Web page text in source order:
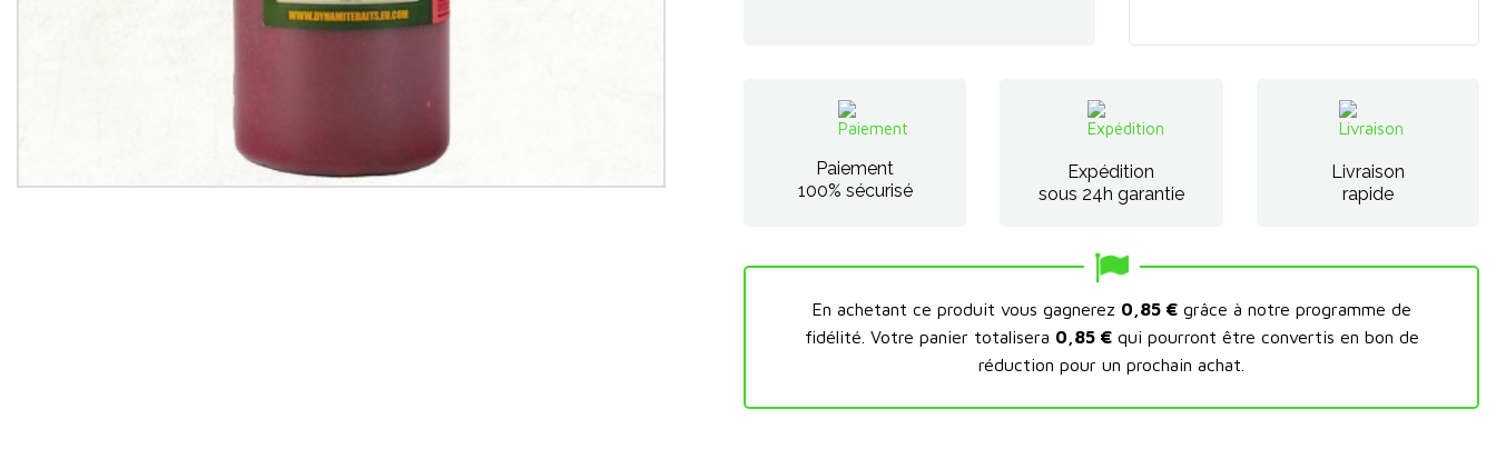
Paiement
100% sécurisé
Expédition
sous 24h garantie
Livraison
rapide
En achetant ce produit vous gagnerez 0,85 € grâce à notre programme de
fidélité. Votre panier totalisera 0,85 €qui pourront être convertis en bon de
réduction pour un prochain achat.